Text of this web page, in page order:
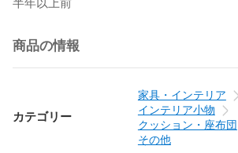
す。予めご了承ください。
半年以上前
商品の情報
カテゴリー
家具・インテリア
インテリア小物
クッション・座布団
その他